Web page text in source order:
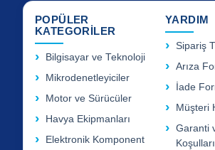
POPÜLER
KATEGORİLER
Bilgisayar ve Teknoloji
Mikrodenetleyiciler
Motor ve Sürücüler
Havya Ekipmanları
Elektronik Komponent
YARDIM
Sipariş
Arıza
İade
Müşteri
Garanti
Koşulları